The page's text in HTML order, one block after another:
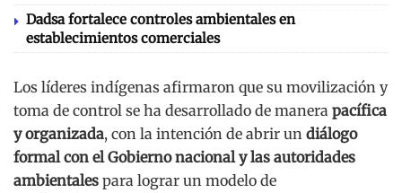
Dadsa fortalece controles ambientales en
establecimientos comerciales
Los líderes indígenas afirmaron que su movilización y
toma de control se ha desarrollado de manera pacífica
y organizada, con la intención de abrir un diálogo
formal con el Gobierno nacional y las autoridades
ambientales para lograr un modelo de